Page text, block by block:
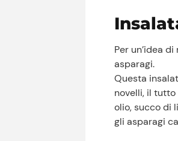
Per un’idea
asparagi.
Questa
novelli, il
olio, succo di
gli asparagi